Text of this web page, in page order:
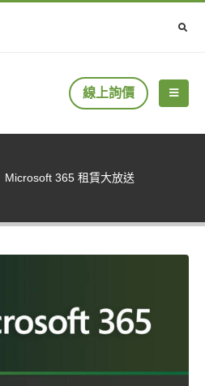
線上詢價
Microsoft 365 租賃大放送